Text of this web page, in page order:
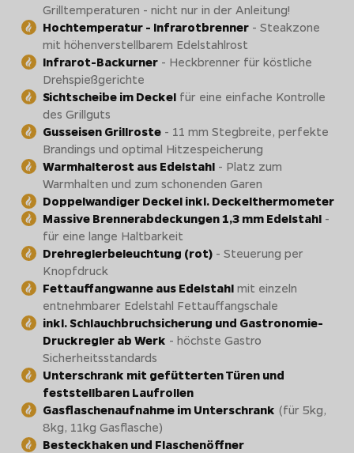
Grilltemperaturen - nicht nur in der Anleitung!
Hochtemperatur - Infrarotbrenner - Steakzone
mit höhenverstellbarem Edelstahlrost
Infrarot-Backurner - Heckbrenner für köstliche
Drehspießgerichte
Sichtscheibe im Deckel für eine einfache Kontrolle
des Grillguts
Gusseisen Grillroste - 11 mm Stegbreite, perfekte
Brandings und optimal Hitzespeicherung
Warmhalterost aus Edelstahl - Platz zum
Warmhalten und zum schonenden Garen
Doppelwandiger Deckel inkl. Deckelthermometer
Massive Brennerabdeckungen 1,3 mm Edelstahl -
für eine lange Haltbarkeit
Drehreglerbeleuchtung (rot) - Steuerung per
Knopfdruck
Fettauffangwanne aus Edelstahl mit einzeln
entnehmbarer Edelstahl Fettauffangschale
inkl. Schlauchbruchsicherung und Gastronomie-
Druckregler ab Werk - höchste Gastro
Sicherheitsstandards
Unterschrank mit gefütterten Türen und
feststellbaren Laufrollen
Gasflaschenaufnahme im Unterschrank (für 5kg,
8kg, 11kg Gasflasche)
Besteckhaken und Flaschenöffner